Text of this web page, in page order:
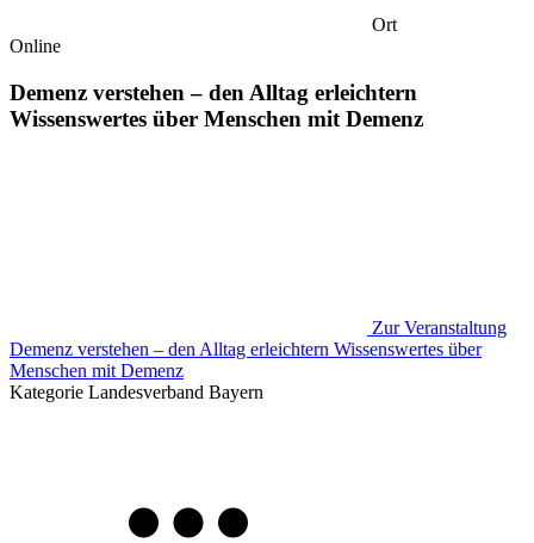
Ort
Online
Demenz verstehen – den Alltag erleichtern
Wissenswertes über Menschen mit Demenz
Zur Veranstaltung
Demenz verstehen – den Alltag erleichtern Wissenswertes über
Menschen mit Demenz
Kategorie Landesverband Bayern